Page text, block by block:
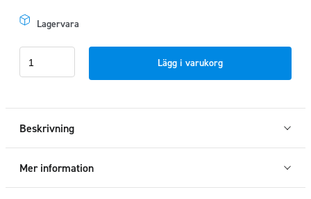
Lagervara
Expert
2024+
Lägg i varukorg
Beskrivning
Mer information